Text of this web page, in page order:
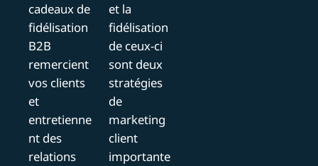
cadeaux de
fidélisation
B2B
remercient
vos clients
et
entretienne
nt des
relations
et la
fidélisation
de ceux-ci
sont deux
stratégies
de
marketing
client
importante